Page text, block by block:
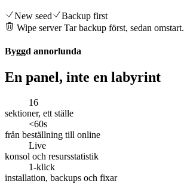
New seed
Backup first
Wipe serverTar backup först, sedan omstart.
Byggd annorlunda
En panel, inte en labyrint
16
sektioner, ett ställe
<60s
från beställning till online
Live
konsol och resursstatistik
1-klick
installation, backups och fixar